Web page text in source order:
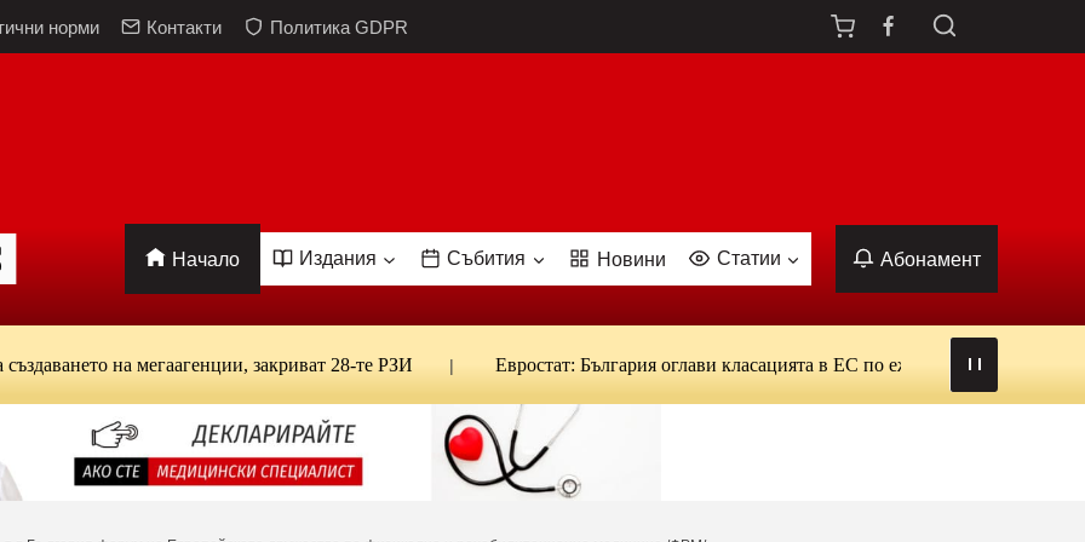
норми Контакти Политика GDPR
Начало Издания Събития Новини Статии Абонамент
на мегаагенции, закриват 28-те РЗИ Евростат: България оглави класацията в ЕС по ежедневна употреба на тютюн